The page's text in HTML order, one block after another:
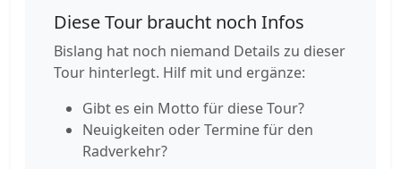
Diese Tour braucht noch Infos
Bislang hat noch niemand Details zu dieser
Tour hinterlegt. Hilf mit und ergänze:
Gibt es ein Motto für diese Tour?
Neuigkeiten oder Termine für den
Radverkehr?